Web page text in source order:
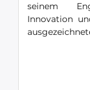
seinem
Innovation